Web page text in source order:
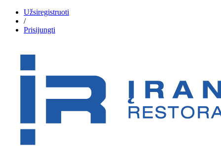
Užsiregistruoti
/
Prisijungti